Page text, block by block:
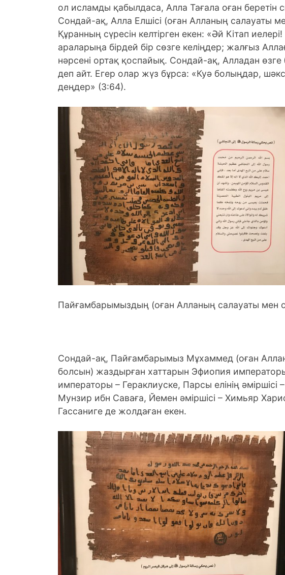
ол исламды қабылдаса, Алла Тағала оған
Сондай-ақ, Алла Елшісі (оған Алланың салауаты
Құранның сүресін келтірген екен: «Әй Кітап
араларыңа бірдей бір сөзге келіңдер; жалғыз
нәрсені ортақ қоспайық. Сондай-ақ, Алладан өзге
деп айт. Егер олар жүз бұрса: «Куә болыңдар,
деңдер» (3:64).
Пайғамбарымыздың (оған Алланың салауаты мен
Сондай-ақ, Пайғамбарымыз Мұхаммед (оған
болсын) жаздырған хаттарын Эфиопия
императоры – Гераклиуске, Парсы елінің әміршісі
Мунзир ибн Саваға, Йемен әміршісі – Химьяр
Гассаниге де жолдаған екен.